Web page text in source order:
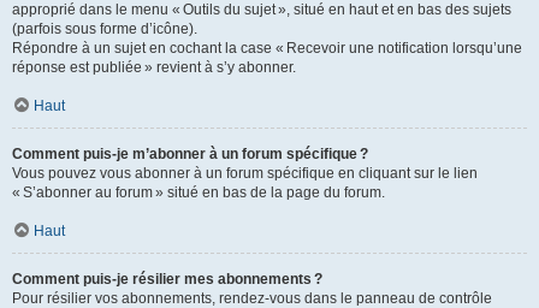
approprié dans le menu « Outils du sujet », situé en haut et en bas des sujets
(parfois sous forme d’icône).
Répondre à un sujet en cochant la case « Recevoir une notification lorsqu’une
réponse est publiée » revient à s’y abonner.
Haut
Comment puis-je m’abonner à un forum spécifique ?
Vous pouvez vous abonner à un forum spécifique en cliquant sur le lien
« S’abonner au forum » situé en bas de la page du forum.
Haut
Comment puis-je résilier mes abonnements ?
Pour résilier vos abonnements, rendez-vous dans le panneau de contrôle